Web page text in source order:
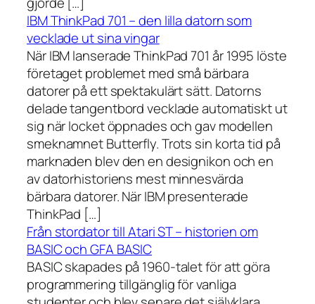
IBM ThinkPad 701 – den lilla datorn som
vecklade ut sina vingar
När IBM lanserade ThinkPad 701 år 1995 löste
företaget problemet med små bärbara
datorer på ett spektakulärt sätt. Datorns
delade tangentbord vecklade automatiskt ut
sig när locket öppnades och gav modellen
smeknamnet Butterfly. Trots sin korta tid på
marknaden blev den en designikon och en
av datorhistoriens mest minnesvärda
bärbara datorer. När IBM presenterade
ThinkPad […]
Från stordator till Atari ST – historien om
BASIC och GFA BASIC
BASIC skapades på 1960-talet för att göra
programmering tillgänglig för vanliga